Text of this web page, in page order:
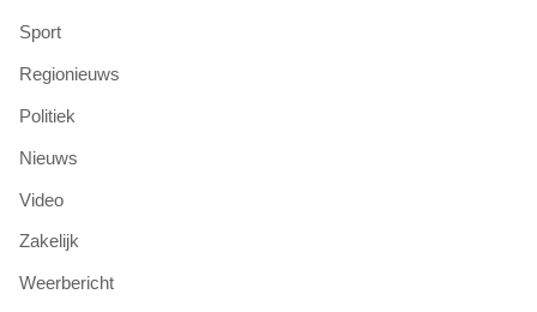
Sport
Regionieuws
Politiek
Nieuws
Video
Zakelijk
Weerbericht